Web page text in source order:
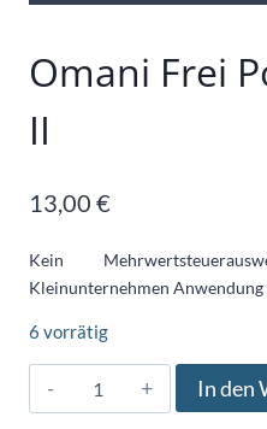
Omani Frei
II
13,00 €
Kein
Kleinunternehmen Anwendung
6 vorrätig
Omani
Frei
In den